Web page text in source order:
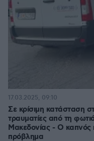
Σε κρίσιμη κατάσταση
τραυματίες από τη
Μακεδονίας - Ο καπνός
πρόβλημα
17.03.2025, 09:10